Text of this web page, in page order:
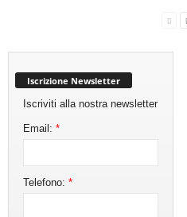
Iscrizione Newsletter
Iscriviti alla nostra newsletter
Email:*
Telefono:*